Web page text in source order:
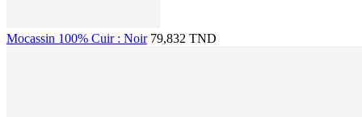
Mocassin 100% Cuir : Noir 79,832 TND